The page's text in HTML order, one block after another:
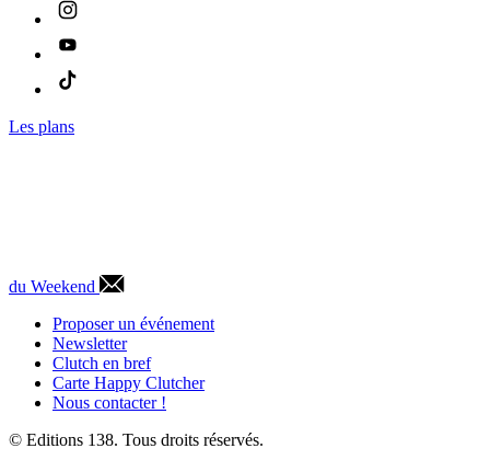
Les plans
du Weekend
Proposer un événement
Newsletter
Clutch en bref
Carte Happy Clutcher
Nous contacter !
© Editions 138. Tous droits réservés.